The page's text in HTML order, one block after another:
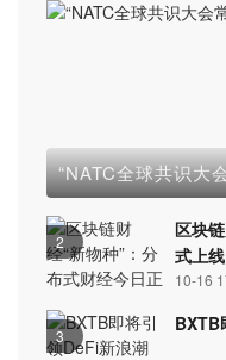
“NATC全球共识大
2
区块
式上线
10-16
3
BXTB